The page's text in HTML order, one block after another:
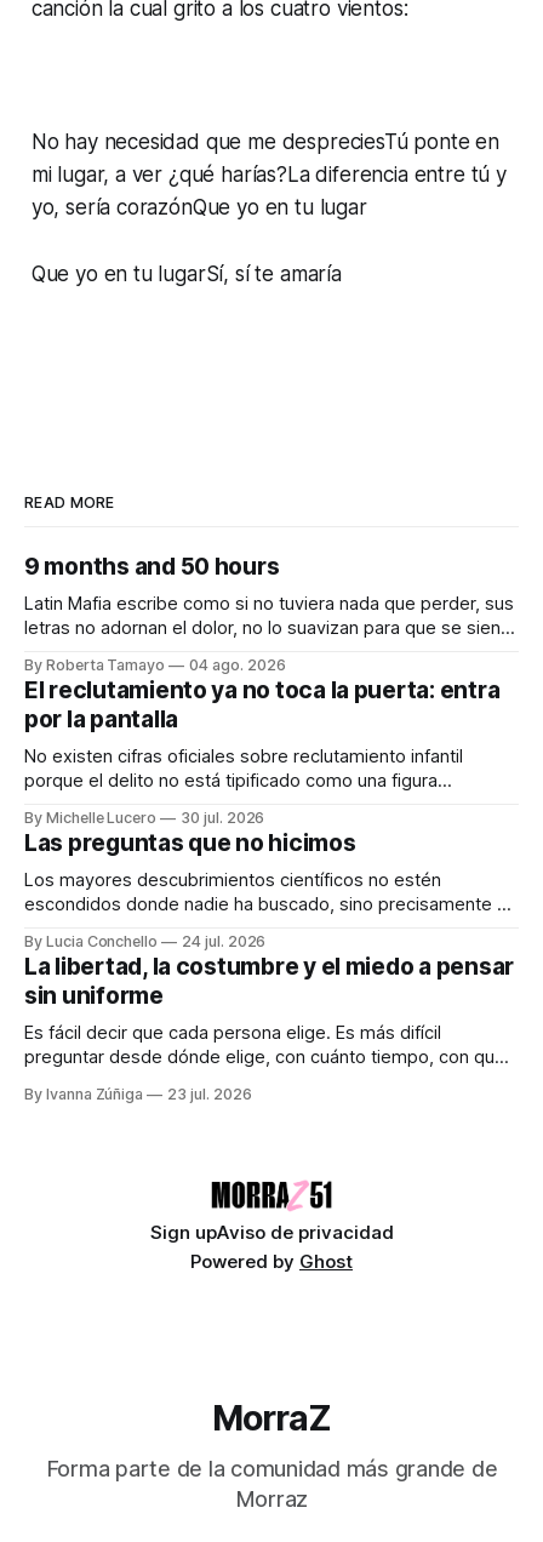
canción la cual grito a los cuatro vientos:
No hay necesidad que me despreciesTú ponte en
mi lugar, a ver ¿qué harías?La diferencia entre tú y
yo, sería corazónQue yo en tu lugar
Que yo en tu lugarSí, sí te amaría
READ MORE
9 months and 50 hours
Latin Mafia escribe como si no tuviera nada que perder, sus
letras no adornan el dolor, no lo suavizan para que se sienta
Audiocolumna0:00/231.241× Hay proyectos que se
anuncian con meses de anticipación, con teasers
calculados, con campañas para crear expectativas
By Roberta Tamayo 04 ago. 2026
El reclutamiento ya no toca la puerta: entra
por la pantalla
No existen cifras oficiales sobre reclutamiento infantil
porque el delito no está tipificado como una figura
"hola". Así de simple, así de peligroso. Las recientes
desapariciones de adolescentes en Jalisco han vuelto a
encender una alerta que desde hace años
By Michelle Lucero 30 jul. 2026
Las preguntas que no hicimos
Los mayores descubrimientos científicos no estén
escondidos donde nadie ha buscado, sino precisamente en
explorados. Audiocolumna0:00/251.761× Lo femenino
como punto ciego en la ciencia La ciencia promete una
visión objetiva de la realidad. Creemos que avanza guiada
únicamente por la
By Lucia Conchello 24 jul. 2026
La libertad, la costumbre y el miedo a pensar
sin uniforme
Es fácil decir que cada persona elige. Es más difícil
preguntar desde dónde elige, con cuánto tiempo, con qué
Audiocolumna0:00/580.5121× "Free as a Bird" - The
By Ivanna Zúñiga 23 jul. 2026
Sign upAviso de privacidad
Powered by Ghost
MorraZ
Forma parte de la comunidad más grande de
Morraz